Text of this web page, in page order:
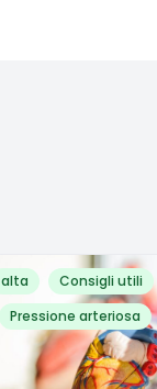
alta
Consigli utili
Pressione arteriosa